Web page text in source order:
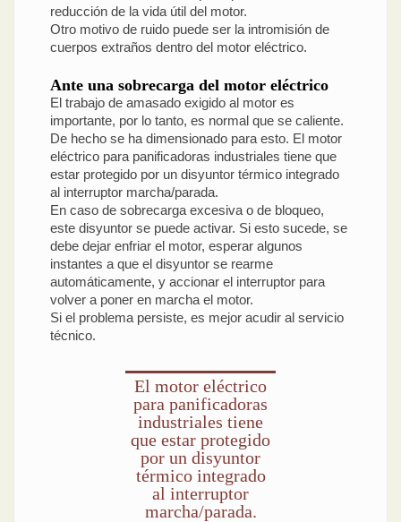
reducción de la vida útil del motor.
Otro motivo de ruido puede ser la intromisión de
cuerpos extraños dentro del motor eléctrico.
Ante una sobrecarga del motor eléctrico
El trabajo de amasado exigido al motor es
importante, por lo tanto, es normal que se caliente.
De hecho se ha dimensionado para esto. El motor
eléctrico para panificadoras industriales tiene que
estar protegido por un disyuntor térmico integrado
al interruptor marcha/parada.
En caso de sobrecarga excesiva o de bloqueo,
este disyuntor se puede activar. Si esto sucede, se
debe dejar enfriar el motor, esperar algunos
instantes a que el disyuntor se rearme
automáticamente, y accionar el interruptor para
volver a poner en marcha el motor.
Si el problema persiste, es mejor acudir al servicio
técnico.
El motor eléctrico
para panificadoras
industriales tiene
que estar protegido
por un disyuntor
térmico integrado
al interruptor
marcha/parada.